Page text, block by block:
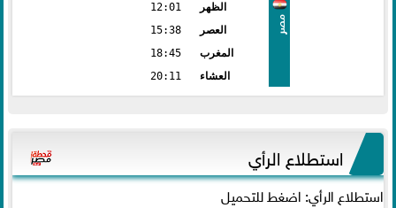
مصر
الظهر
12:01
العصر
15:38
المغرب
18:45
العشاء
20:11
استطلاع الرأي
استطلاع الرأي: اضغط للتحميل